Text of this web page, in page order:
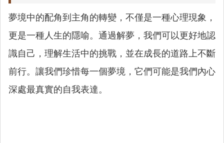
夢境中的配角到主角的轉變，不僅是一種心理現象，
更是一種人生的隱喻。通過解夢，我們可以更好地認
識自己，理解生活中的挑戰，並在成長的道路上不斷
前行。讓我們珍惜每一個夢境，它們可能是我們內心
深處最真實的自我表達。